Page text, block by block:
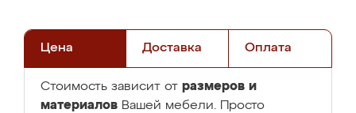
Цена Доставка Оплата
Стоимость зависит от размеров и
материалов Вашей мебели. Просто